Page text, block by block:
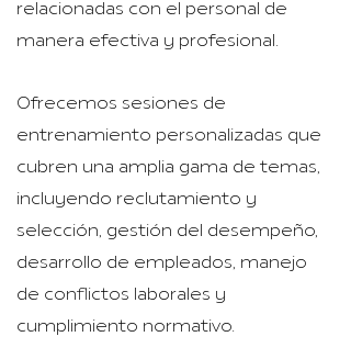
relacionadas con el personal de
manera efectiva y profesional.
Ofrecemos sesiones de
entrenamiento personalizadas que
cubren una amplia gama de temas,
incluyendo reclutamiento y
selección, gestión del desempeño,
desarrollo de empleados, manejo
de conflictos laborales y
cumplimiento normativo.